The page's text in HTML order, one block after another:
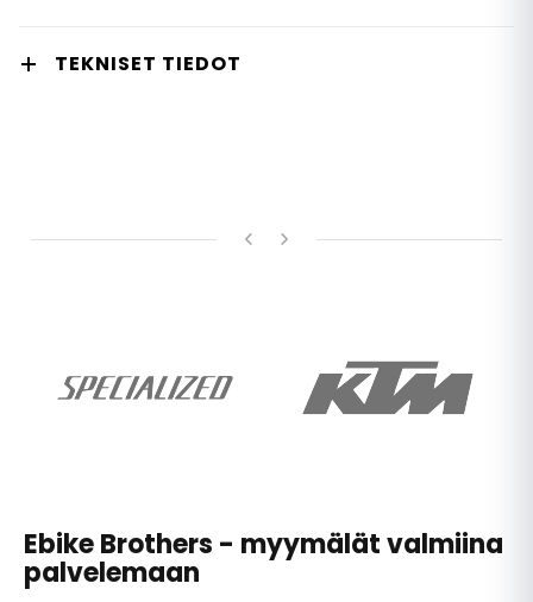
TEKNISET TIEDOT
Ebike Brothers - myymälät valmiina
palvelemaan